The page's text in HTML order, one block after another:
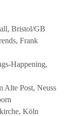
Bristol/GB
Frank
Happening,
Alte Post, Neuss
Köln